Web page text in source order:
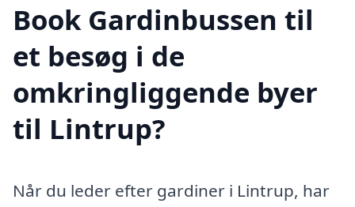
Book Gardinbussen til
et besøg i de
omkringliggende byer
til Lintrup?
Når du leder efter gardiner i Lintrup, har